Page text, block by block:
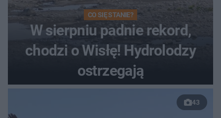
CO SIĘ STANIE?
W sierpniu padnie rekord,
chodzi o Wisłę! Hydrolodzy
ostrzegają
43